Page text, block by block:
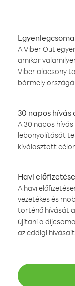
A Viber Out
amikor
Viber alacsony
bármely
30 napos
A 30 napos
lebonyolítását
kiválasztott
Havi
A havi
vezetékes és
történő hívását
újítani a
az eddigi